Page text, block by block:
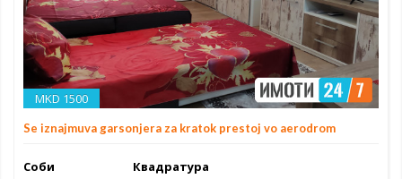
MKD 1500
Se iznajmuva garsonjera za kratok prestoj vo aerodrom
Соби
Квадратура